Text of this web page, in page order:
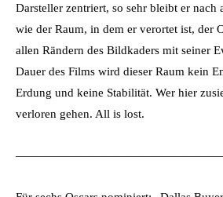
Darsteller zentriert, so sehr bleibt er nach
wie der Raum, in dem er verortet ist, der
allen Rändern des Bildkaders mit seiner
Dauer des Films wird dieser Raum kein
Erdung und keine Stabilität. Wer hier
verloren gehen. All is lost.